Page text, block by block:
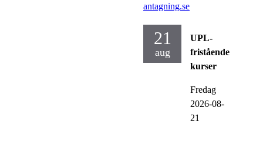
antagning.se
21
aug
UPL-
fristående
kurser
Fredag
2026-08-
21